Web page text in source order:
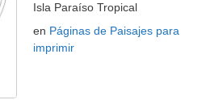
Isla Paraíso Tropical
en Páginas de Paisajes para
imprimir